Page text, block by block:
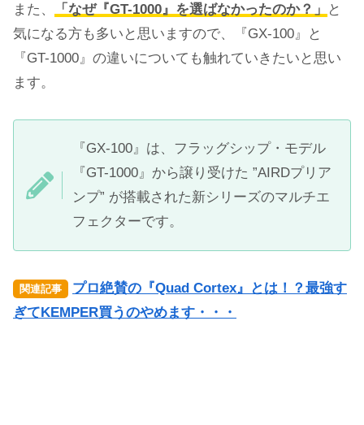
また、 「なぜ『GT-1000』を選ばなかったのか？」
と
気になる方も多いと思いますので、『GX-100』と
『GT-1000』の違いについても触れていきたいと思い
ます。
『GX-100』は、フラッグシップ・モデル
『GT-1000』から譲り受けた ”AIRDプリア
ンプ” が搭載された新シリーズのマルチエ
フェクターです。
関連記事
プロ絶賛の『Quad Cortex』とは！？最強す
ぎてKEMPER買うのやめます・・・